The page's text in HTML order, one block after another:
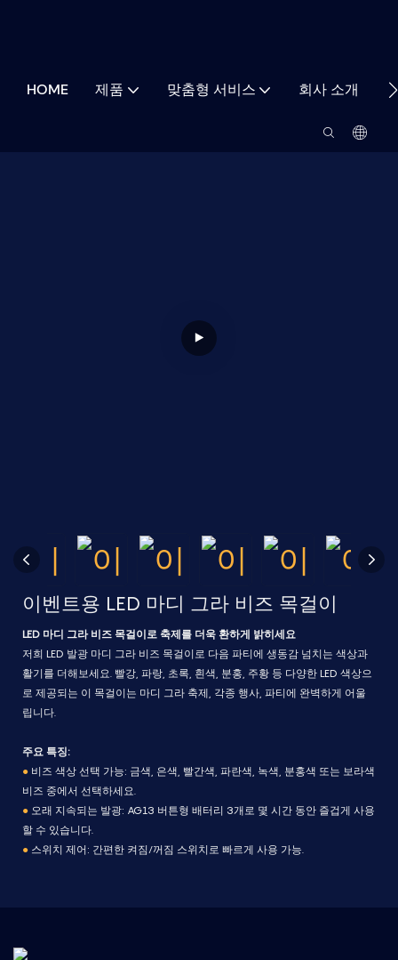
HOME 제품 맞춤형 서비스 회사 소개
이벤트용 LED 마디 그라 비즈 목걸이
LED 마디 그라 비즈 목걸이로 축제를 더욱 환하게 밝히세요
저희 LED 발광 마디 그라 비즈 목걸이로 다음 파티에 생동감 넘치는 색상과
활기를 더해보세요. 빨강, 파랑, 초록, 흰색, 분홍, 주황 등 다양한 LED 색상으
로 제공되는 이 목걸이는 마디 그라 축제, 각종 행사, 파티에 완벽하게 어울
립니다.
주요 특징:
● 비즈 색상 선택 가능: 금색, 은색, 빨간색, 파란색, 녹색, 분홍색 또는 보라색
비즈 중에서 선택하세요.
● 오래 지속되는 발광: AG13 버튼형 배터리 3개로 몇 시간 동안 즐겁게 사용
할 수 있습니다.
● 스위치 제어: 간편한 켜짐/꺼짐 스위치로 빠르게 사용 가능.